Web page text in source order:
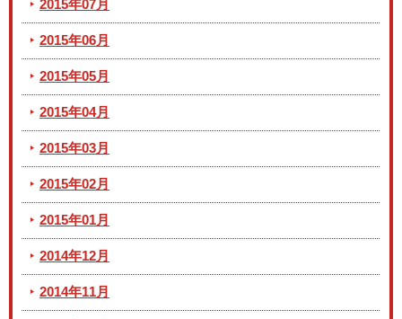
2015年07月
2015年06月
2015年05月
2015年04月
2015年03月
2015年02月
2015年01月
2014年12月
2014年11月